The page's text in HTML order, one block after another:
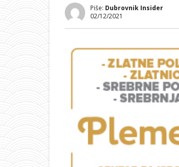
Piše: Dubrovnik Insider
02/12/2021